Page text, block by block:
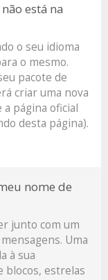
está na
o seu idioma
o mesmo.
pacote de
criar uma nova
página oficial
desta página).
nome de
junto com um
Uma
à sua
blocos, estrelas